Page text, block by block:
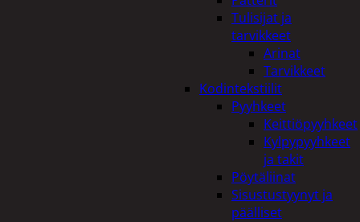
Tulisijat ja
tarvikkeet
Arinat
Tarvikkeet
Kodintekstiilit
Pyyhkeet
Keittiöpyyhkeet
Kylpypyyhkeet
ja takit
Pöytäliinat
Sisustustyynyt ja
päälliset